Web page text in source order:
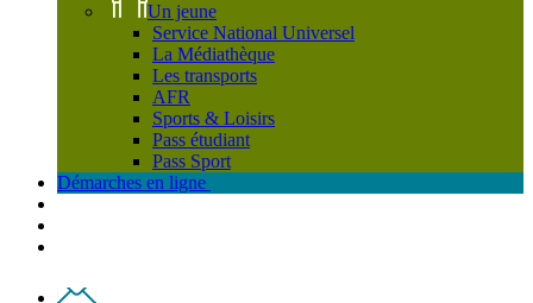
Un jeune
Service National Universel
La Médiathèque
Les transports
AFR
Sports & Loisirs
Pass étudiant
Pass Sport
Démarches en ligne
Contact